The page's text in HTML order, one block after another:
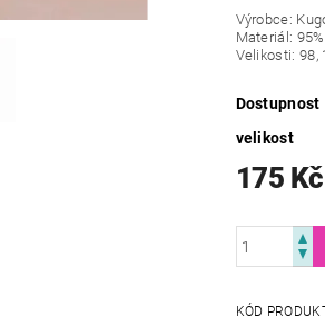
Výrobce:
Materiál:
Velikosti: 98,
Dostupnost
velikost
175 Kč
KÓD